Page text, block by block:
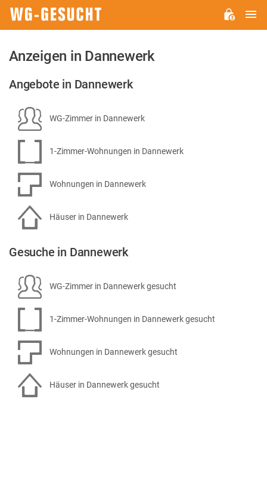
Anzeigen in Dannewerk
Angebote in Dannewerk
WG-Zimmer in Dannewerk
1-Zimmer-Wohnungen in Dannewerk
Wohnungen in Dannewerk
Häuser in Dannewerk
Gesuche in Dannewerk
WG-Zimmer in Dannewerk gesucht
1-Zimmer-Wohnungen in Dannewerk gesucht
Wohnungen in Dannewerk gesucht
Häuser in Dannewerk gesucht